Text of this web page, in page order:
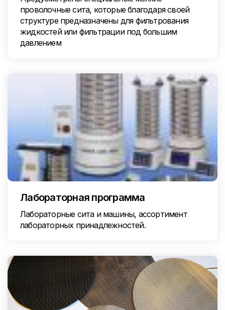
проволочные сита, которые благодаря своей
структуре предназначены для фильтрования
жидкостей или фильтрации под большим
давлением
Лабораторная программа
Лабораторные сита и машины, ассортимент
лабораторных принадлежностей.